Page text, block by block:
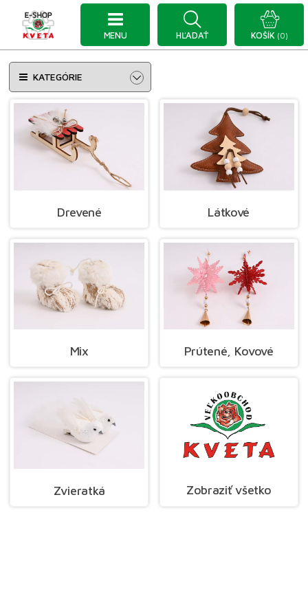
MENU HĽADAŤ KOŠÍK (0)
KATEGÓRIE
Drevené Látkové
Mix Prútené, Kovové
Zvieratká Zobraziť všetko